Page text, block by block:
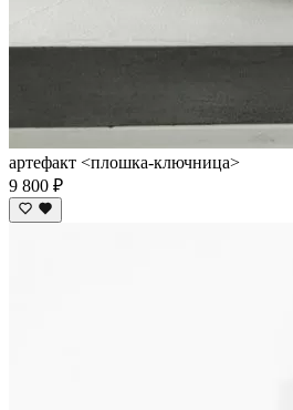
артефакт <плошка-ключница>
9 800 ₽